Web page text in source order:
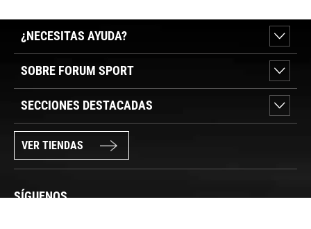
¿NECESITAS AYUDA?
SOBRE FORUM SPORT
SECCIONES DESTACADAS
VER TIENDAS
SÍGUENOS